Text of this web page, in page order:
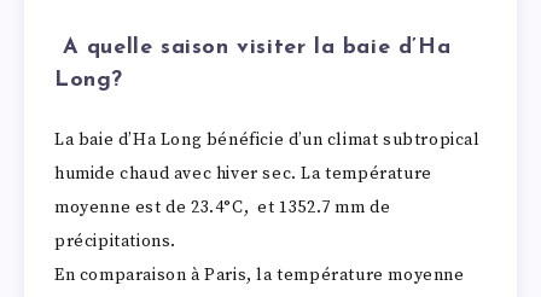
A quelle saison visiter la baie d’Ha
Long?
La baie d’Ha Long bénéficie d’un climat subtropical
humide chaud avec hiver sec. La température
moyenne est de 23.4°C, et 1352.7 mm de
précipitations.
En comparaison à Paris, la température moyenne